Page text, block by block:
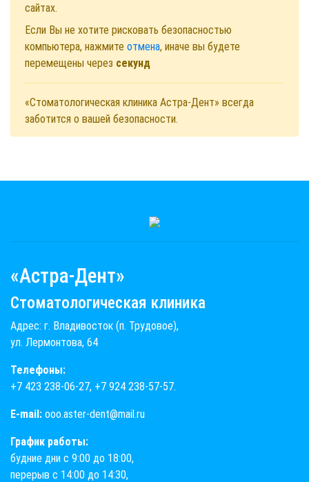
сайтах.
Если Вы не хотите рисковать безопасностью
компьютера, нажмите отмена, иначе вы будете
перемещены через секунд
«Стоматологическая клиника Астра-Дент» всегда
заботится о вашей безопасности.
«Астра-Дент»
Стоматологическая клиника
Адрес: г. Владивосток (п. Трудовое),
ул. Лермонтова, 64
Телефоны:
+7 423 238-06-27, +7 924 238-57-57.
E-mail: ooo.aster-dent@mail.ru
График работы:
будние дни с 9:00 до 18:00,
перерыв с 14:00 до 14:30,